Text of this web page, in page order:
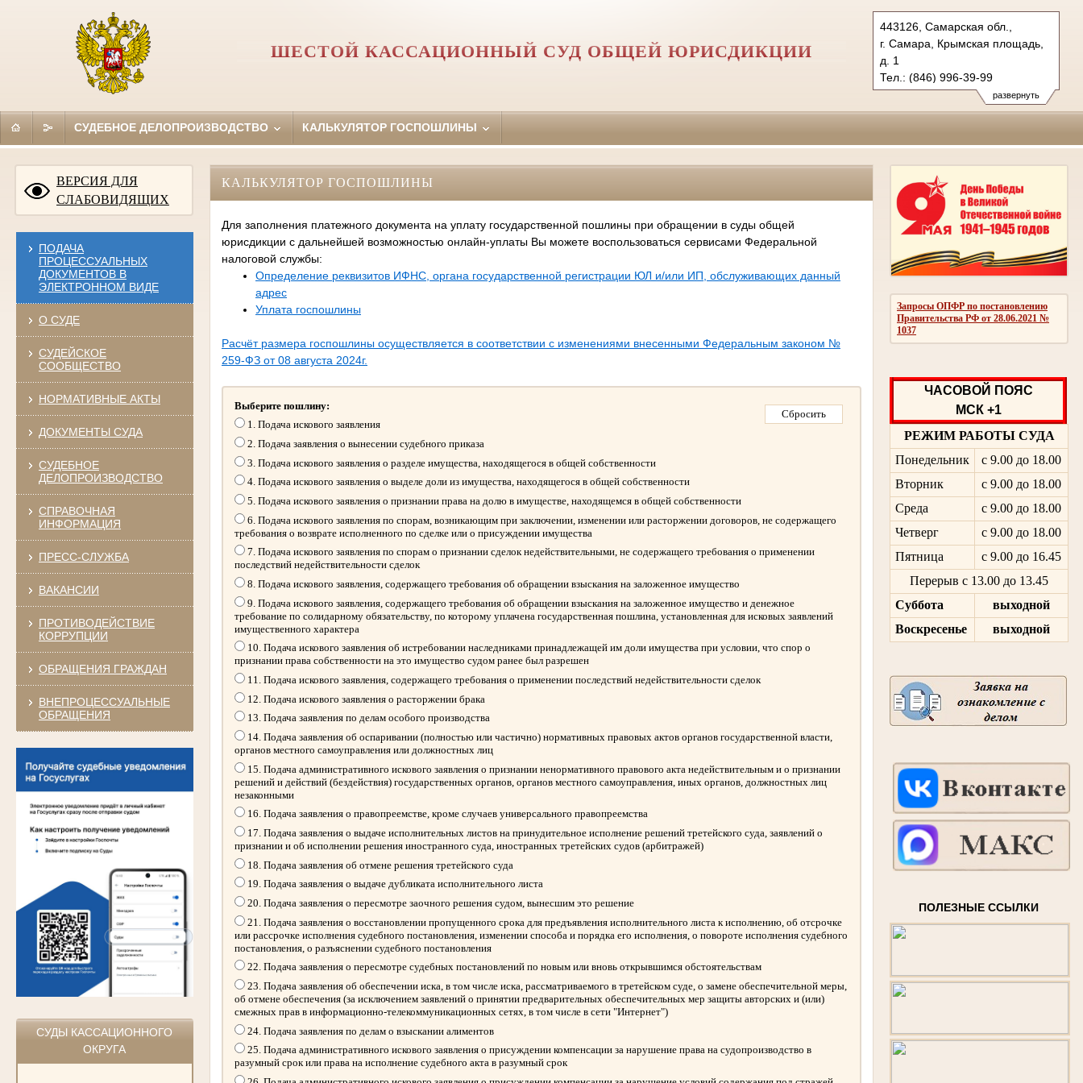
развернуть
443126, Самарская обл.,
г. Самара, Крымская площадь,
д. 1
Тел.: (846) 996-39-99
6kas@sudrf.ru
схема проезда
ШЕСТОЙ КАССАЦИОННЫЙ СУД ОБЩЕЙ ЮРИСДИКЦИИ
СУДЕБНОЕ ДЕЛОПРОИЗВОДСТВО КАЛЬКУЛЯТОР ГОСПОШЛИНЫ
ВЕРСИЯ ДЛЯ
СЛАБОВИДЯЩИХ
ПОДАЧА
ПРОЦЕССУАЛЬНЫХ
ДОКУМЕНТОВ В
ЭЛЕКТРОННОМ ВИДЕ
О СУДЕ
СУДЕЙСКОЕ
СООБЩЕСТВО
НОРМАТИВНЫЕ АКТЫ
ДОКУМЕНТЫ СУДА
СУДЕБНОЕ
ДЕЛОПРОИЗВОДСТВО
СПРАВОЧНАЯ
ИНФОРМАЦИЯ
ПРЕСС-СЛУЖБА
ВАКАНСИИ
ПРОТИВОДЕЙСТВИЕ
КОРРУПЦИИ
ОБРАЩЕНИЯ ГРАЖДАН
ВНЕПРОЦЕССУАЛЬНЫЕ
ОБРАЩЕНИЯ
СУДЫ КАССАЦИОННОГО
ОКРУГА
Запросы ОПФР по постановлению
Правительства РФ от 28.06.2021 №
1037
ЧАСОВОЙ ПОЯС
МСК +1
РЕЖИМ РАБОТЫ СУДА
Понедельник
с 9.00 до 18.00
Вторник
с 9.00 до 18.00
Среда
с 9.00 до 18.00
Четверг
с 9.00 до 18.00
Пятница
с 9.00 до 16.45
Перерыв с 13.00 до 13.45
Суббота
выходной
Воскресенье
выходной
ПОЛЕЗНЫЕ ССЫЛКИ
КАЛЬКУЛЯТОР ГОСПОШЛИНЫ
Для заполнения платежного документа на уплату государственной пошлины при обращении в суды общей
юрисдикции с дальнейшей возможностью онлайн-уплаты Вы можете воспользоваться сервисами Федеральной
налоговой службы:
Определение реквизитов ИФНС, органа государственной регистрации ЮЛ и/или ИП, обслуживающих данный
адрес
Уплата госпошлины
Расчёт размера госпошлины осуществляется в соответствии с изменениями внесенными Федеральным законом №
259-ФЗ от 08 августа 2024г.
Выберите пошлину:
1. Подача искового заявления
2. Подача заявления о вынесении судебного приказа
3. Подача искового заявления о разделе имущества, находящегося в общей собственности
4. Подача искового заявления о выделе доли из имущества, находящегося в общей собственности
5. Подача искового заявления о признании права на долю в имуществе, находящемся в общей собственности
6. Подача искового заявления по спорам, возникающим при заключении, изменении или расторжении договоров, не содержащего
требования о возврате исполненного по сделке или о присуждении имущества
7. Подача искового заявления по спорам о признании сделок недействительными, не содержащего требования о применении
последствий недействительности сделок
8. Подача искового заявления, содержащего требования об обращении взыскания на заложенное имущество
9. Подача искового заявления, содержащего требования об обращении взыскания на заложенное имущество и денежное
требование по солидарному обязательству, по которому уплачена государственная пошлина, установленная для исковых заявлений
имущественного характера
10. Подача искового заявления об истребовании наследниками принадлежащей им доли имущества при условии, что спор о
признании права собственности на это имущество судом ранее был разрешен
11. Подача искового заявления, содержащего требования о применении последствий недействительности сделок
12. Подача искового заявления о расторжении брака
13. Подача заявления по делам особого производства
14. Подача заявления об оспаривании (полностью или частично) нормативных правовых актов органов государственной власти,
органов местного самоуправления или должностных лиц
15. Подача административного искового заявления о признании ненормативного правового акта недействительным и о признании
решений и действий (бездействия) государственных органов, органов местного самоуправления, иных органов, должностных лиц
незаконными
16. Подача заявления о правопреемстве, кроме случаев универсального правопреемства
17. Подача заявления о выдаче исполнительных листов на принудительное исполнение решений третейского суда, заявлений о
признании и об исполнении решения иностранного суда, иностранных третейских судов (арбитражей)
18. Подача заявления об отмене решения третейского суда
19. Подача заявления о выдаче дубликата исполнительного листа
20. Подача заявления о пересмотре заочного решения судом, вынесшим это решение
21. Подача заявления о восстановлении пропущенного срока для предъявления исполнительного листа к исполнению, об отсрочке
или рассрочке исполнения судебного постановления, изменении способа и порядка его исполнения, о повороте исполнения судебного
постановления, о разъяснении судебного постановления
22. Подача заявления о пересмотре судебных постановлений по новым или вновь открывшимся обстоятельствам
23. Подача заявления об обеспечении иска, в том числе иска, рассматриваемого в третейском суде, о замене обеспечительной меры,
об отмене обеспечения (за исключением заявлений о принятии предварительных обеспечительных мер защиты авторских и (или)
смежных прав в информационно-телекоммуникационных сетях, в том числе в сети "Интернет")
24. Подача заявления по делам о взыскании алиментов
25. Подача административного искового заявления о присуждении компенсации за нарушение права на судопроизводство в
разумный срок или права на исполнение судебного акта в разумный срок